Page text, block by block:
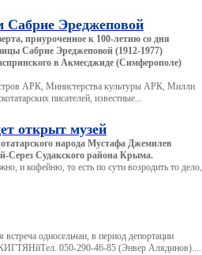
Сабрие Эреджеповой
приуроченное к 100-летию со дня
Сабрие Эреджеповой (1912-1977)
в Акмесджиде (Симферополе)
АРК, Министерства культуры АРК, Милли
писателей, известные...
открыт музей
народа Мустафа Джемилев
Серез Судакского района Крыма.
и кофейню, то есть по сути возродить то дело,
односельчан, в период депортации
050-290-46-85 (Энвер Алядинов)....